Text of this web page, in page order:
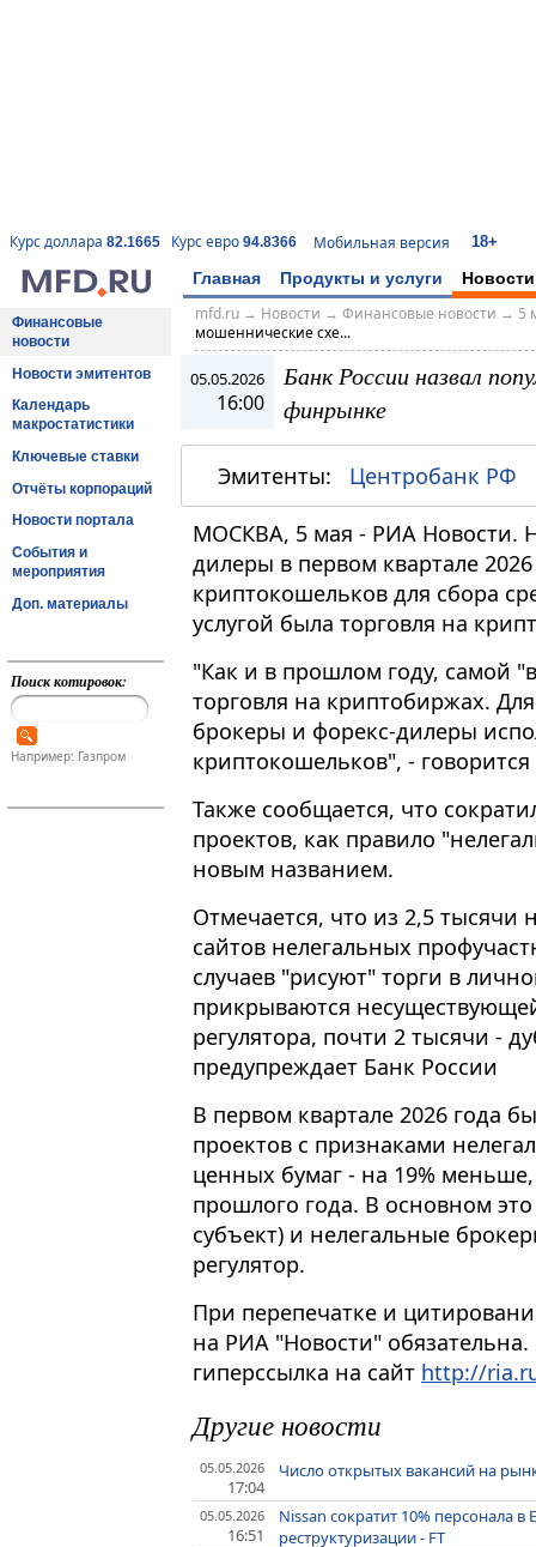
Курс доллара 82.1665 Курс евро 94.8366 Мобильная версия 18+
Главная Продукты и услуги Новости
Финансовые
новости
Новости эмитентов
Календарь
макростатистики
Ключевые ставки
Отчёты корпораций
Новости портала
События и
мероприятия
Доп. материалы
Поиск котировок:
Например: Газпром
mfd.ru→ Новости → Финансовые новости → 5
мошеннические схе...
05.05.2026
16:00
Банк России назвал
финрынке
Эмитенты: Центробанк РФ
МОСКВА, 5 мая - РИА Новости.
дилеры в первом квартале
криптокошельков для сбора
услугой была торговля на
"Как и в прошлом году, самой
торговля на криптобиржах​​​.
брокеры и форекс-дилеры
криптокошельков", -
Также сообщается, что
проектов, как правило
новым названием.
Отмечается, что из 2,5 тысячи
сайтов нелегальных
случаев "рисуют" торги в
прикрываются
регулятора, почти 2 тысячи -
предупреждает Банк России
В первом квартале 2026 года
проектов с признаками
ценных бумаг - на 19%
прошлого года. В основном
субъект) и нелегальные
регулятор.
При перепечатке и
на РИА "Новости"
гиперссылка на сайт http://
Другие новости
05.05.2026
17:04
Число открытых вакансий на
05.05.2026
16:51
Nissan сократит 10% персонала
реструктуризации - FT